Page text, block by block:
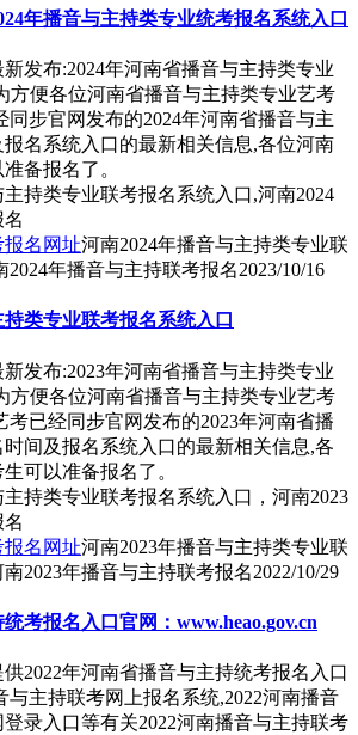
年播音与主持类专业统考报名系统入口
发布:2024年河南省播音与主持类专业
方便各位河南省播音与主持类专业艺考
同步官网发布的2024年河南省播音与主
名系统入口的最新相关信息,各位河南
备报名了。
名网址河南2024年播音与主持类专业联
年播音与主持联考报名2023/10/16
类专业联考报名系统入口
发布:2023年河南省播音与主持类专业
方便各位河南省播音与主持类专业艺考
考已经同步官网发布的2023年河南省播
间及报名系统入口的最新相关信息,各
可以准备报名了。
名网址河南2023年播音与主持类专业联
2023年播音与主持联考报名2022/10/29
考报名入口官网：www.heao.gov.cn
2022年河南省播音与主持统考报名入口
与主持联考网上报名系统,2022河南播音
录入口等有关2022河南播音与主持联考